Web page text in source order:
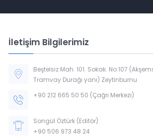
İletişim Bilgilerimiz
Beştelsiz Mah. 101. Sokak. No:107
Tramvay Durağı yanı) Zeytinburnu
+90 212 665 50 50 (Çağrı Merkezi)
Songül Öztürk (Editör)
+90 506 973 48 24